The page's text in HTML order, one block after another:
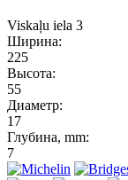
Viskaļu iela 3
Ширина:
225
Высота:
55
Диаметр:
17
Глубина, mm:
7